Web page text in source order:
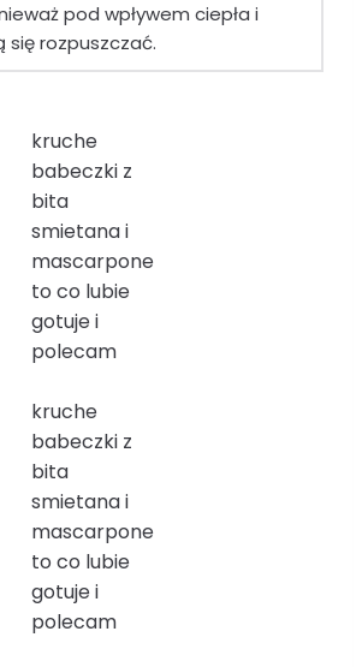
pod wpływem ciepła i
się rozpuszczać.
kruche
babeczki z
bita
smietana i
mascarpone
to co lubie
gotuje i
polecam
kruche
babeczki z
bita
smietana i
mascarpone
to co lubie
gotuje i
polecam